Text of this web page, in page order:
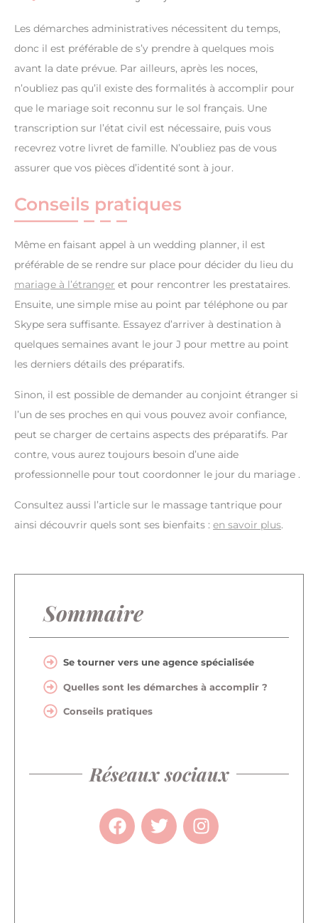
Les démarches administratives nécessitent du temps,
donc il est préférable de s’y prendre à quelques mois
avant la date prévue. Par ailleurs, après les noces,
n’oubliez pas qu’il existe des formalités à accomplir pour
que le mariage soit reconnu sur le sol français. Une
transcription sur l’état civil est nécessaire, puis vous
recevrez votre livret de famille. N’oubliez pas de vous
assurer que vos pièces d’identité sont à jour.
Conseils pratiques
Même en faisant appel à un wedding planner, il est
préférable de se rendre sur place pour décider du lieu du
mariage à l’étranger et pour rencontrer les prestataires.
Ensuite, une simple mise au point par téléphone ou par
Skype sera suffisante. Essayez d’arriver à destination à
quelques semaines avant le jour J pour mettre au point
les derniers détails des préparatifs.
Sinon, il est possible de demander au conjoint étranger si
l’un de ses proches en qui vous pouvez avoir confiance,
peut se charger de certains aspects des préparatifs. Par
contre, vous aurez toujours besoin d’une aide
professionnelle pour tout coordonner le jour du mariage .
Consultez aussi l’article sur le massage tantrique pour
ainsi découvrir quels sont ses bienfaits : en savoir plus.
Sommaire
Se tourner vers une agence spécialisée
Quelles sont les démarches à accomplir ?
Conseils pratiques
Réseaux sociaux